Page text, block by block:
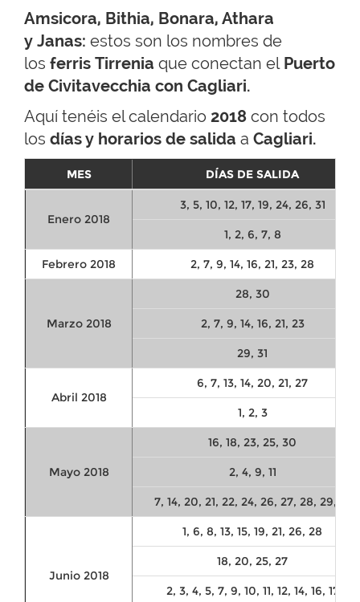
Amsicora, Bithia, Bonara, Athara
y Janas: estos son los nombres de
los ferris Tirrenia que conectan elPuerto
de Civitavecchia con Cagliari.
Aquí tenéis el calendario 2018 con todos
los días y horarios de salida a Cagliari.
MES DÍAS DE SALIDA
Enero 2018
3, 5, 10, 12, 17, 19, 24, 26, 31
1, 2, 6, 7, 8
Febrero 2018 2, 7, 9, 14, 16, 21, 23, 28
Marzo 2018
28, 30
2, 7, 9, 14, 16, 21, 23
29, 31
Abril 2018
6, 7, 13, 14, 20, 21, 27
1, 2, 3
Mayo 2018
16, 18, 23, 25, 30
2, 4, 9, 11
7, 14, 20, 21, 22, 24, 26, 27, 28, 29, 31
Junio 2018
1, 6, 8, 13, 15, 19, 21, 26, 28
18, 20, 25, 27
2, 3, 4, 5, 7, 9, 10, 11, 12, 14, 16, 17